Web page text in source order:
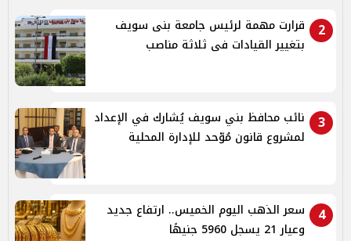
2
قرارت مهمة لرئيس جامعة بنى سويف
بتغيير القيادات فى ثلاثة مناصب
3
نائب محافظ بني سويف يُشارك في الإعداد
لمشروع قانون مُوّحد للإدارة المحلية
4
سعر الذهب اليوم الخميس.. ارتفاع جديد
وعيار 21 يسجل 5960 جنيهًا